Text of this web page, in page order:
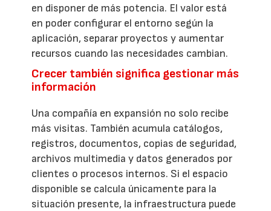
en disponer de más potencia. El valor está
en poder configurar el entorno según la
aplicación, separar proyectos y aumentar
recursos cuando las necesidades cambian.
Crecer también significa gestionar más
información
Una compañía en expansión no solo recibe
más visitas. También acumula catálogos,
registros, documentos, copias de seguridad,
archivos multimedia y datos generados por
clientes o procesos internos. Si el espacio
disponible se calcula únicamente para la
situación presente, la infraestructura puede